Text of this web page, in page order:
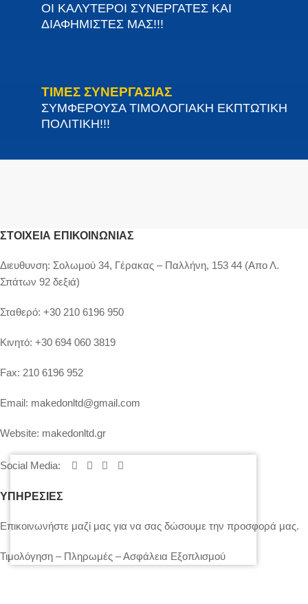
ΟΙ ΚΑΛΥΤΕΡΟΙ ΣΥΝΕΡΓΑΤΕΣ ΚΑΙ
ΔΙΑΦΗΜΙΣΤΕΣ ΜΑΣ!!!
ΤΙΜΕΣ ΣΥΝΕΡΓΑΣΙΑΣ
ΣΥΜΦΕΡΟΥΣΑ ΤΙΜΟΛΟΓΙΑΚΗ ΕΚΠΤΩΤΙΚΗ
ΠΟΛΙΤΙΚΗ!!!
ΣΤΟΙΧΕΊΑ ΕΠΙΚΟΙΝΩΝΊΑΣ
Διευθυνση: Σολωμού 34, Γέρακας – Παλλήνη, 153 44 (Απο Λ.
Σπάτων 92 δεξιά)
Σταθερό: +30 210 6196 950
Κινητό: +30 694 060 3819
Fax: 210 6196 952
Email: makedonltd@gmail.com
Website: makedonltd.gr
Social Media:
ΥΠΗΡΕΣΙΕΣ
Επικοινωνήστε μαζί μας για να σας δώσουμε την προσφορά μας.
Τιμολόγηση – Πληρωμές – Ασφάλεια Εξοπλισμού